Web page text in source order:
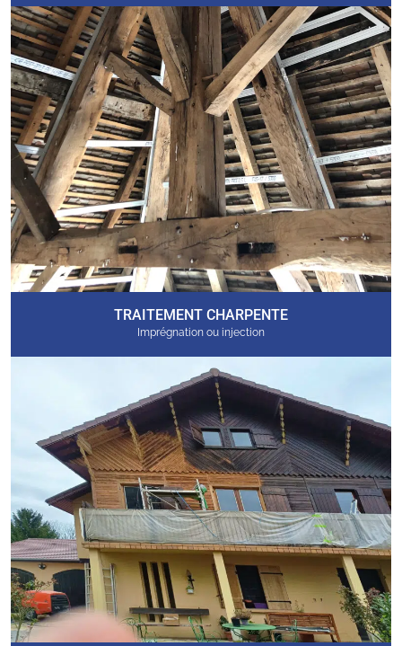
TRAITEMENT CHARPENTE
Imprégnation ou injection